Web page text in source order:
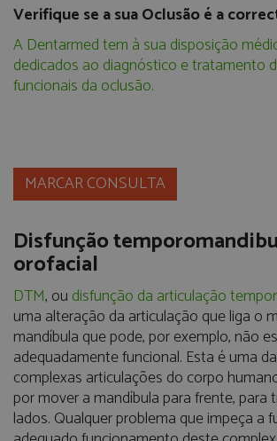
Verifique se a sua Oclusão é a
A Dentarmed tem à sua disposição
dedicados ao diagnóstico e tratamento
funcionais da oclusão.
MARCAR CONSULTA
Disfunção
orofacial
DTM, ou disfunção da articulação
uma alteração da articulação que liga o
mandíbula que pode, por exemplo, não
adequadamente funcional. Esta é uma
complexas articulações do corpo
por mover a mandíbula para frente, para
lados. Qualquer problema que impeça a